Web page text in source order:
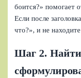
боится?» помогает
Если после
что?», и не
Шаг 2.